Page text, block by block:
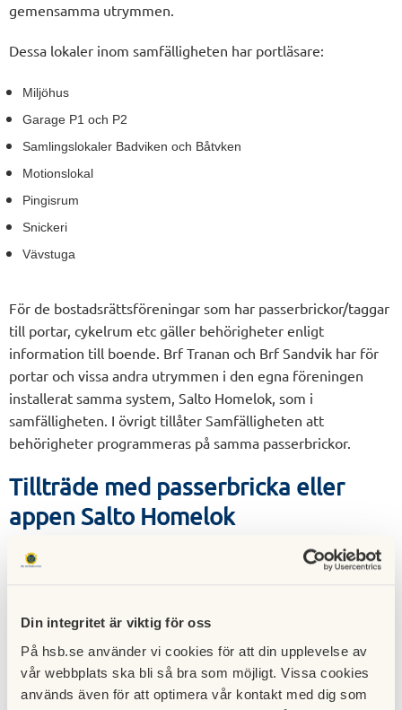
Din integritet är viktig för oss
På hsb.se använder vi cookies för att din upplevelse av
vår webbplats ska bli så bra som möjligt. Vissa cookies
används även för att optimera vår kontakt med dig som
gemensamma utrymmen.
Dessa lokaler inom samfälligheten har portläsare:
Miljöhus
Garage P1 och P2
Samlingslokaler Badviken och Båtvken
Motionslokal
Pingisrum
Snickeri
Vävstuga
För de bostadsrättsföreningar som har passerbrickor/taggar
till portar, cykelrum etc gäller behörigheter enligt
information till boende. Brf Tranan och Brf Sandvik har för
portar och vissa andra utrymmen i den egna föreningen
installerat samma system, Salto Homelok, som i
samfälligheten. I övrigt tillåter Samfälligheten att
behörigheter programmeras på samma passerbrickor.
Tillträde med passerbricka eller
appen Salto Homelok
Som boende har du kunnat kvittera ut, eller fått vid
till. Du har också möljlighet att ladda ner appen Salto
Homelok och använda den för att komma in i samma
utrymmen. Du hittar appen om du söker på Salto Homelok
där appar finns. Tillträdet kan vara på obestämd tid eller